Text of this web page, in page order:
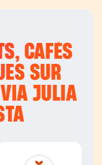
CAFÉS
SUR
JULIA